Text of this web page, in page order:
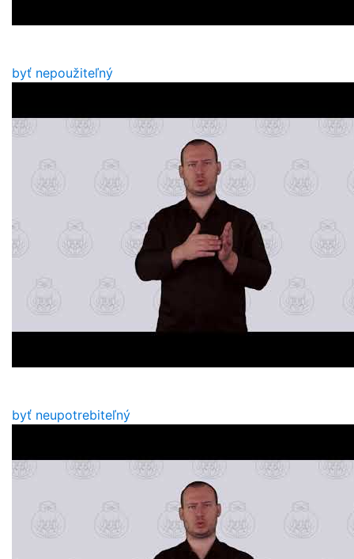
byť nepoužiteľný
byť neupotrebiteľný